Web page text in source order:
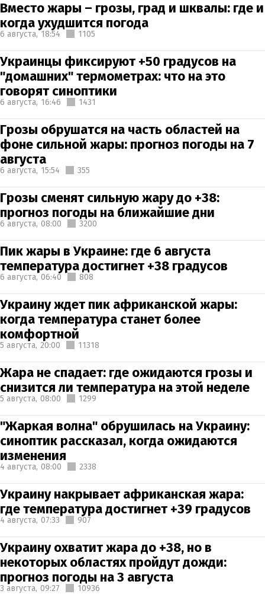
Вместо жары – грозы, град и шквалы: где и
когда ухудшится погода
6 августа, 18:54 1105
Украинцы фиксируют +50 градусов на
"домашних" термометрах: что на это
говорят синоптики
6 августа, 16:46 1431
Грозы обрушатся на часть областей на
фоне сильной жары: прогноз погоды на 7
августа
6 августа, 15:54 355
Грозы сменят сильную жару до +38:
прогноз погоды на ближайшие дни
6 августа, 08:00 3200
Пик жары в Украине: где 6 августа
температура достигнет +38 градусов
6 августа, 06:40 808
Украину ждет пик африканской жары:
когда температура станет более
комфортной
5 августа, 20:00 11318
Жара не спадает: где ожидаются грозы и
снизится ли температура на этой неделе
5 августа, 08:00 1299
"Жаркая волна" обрушилась на Украину:
синоптик рассказал, когда ожидаются
изменения
4 августа, 08:00 2338
Украину накрывает африканская жара:
где температура достигнет +39 градусов
4 августа, 07:33 907
Украину охватит жара до +38, но в
некоторых областях пройдут дожди:
прогноз погоды на 3 августа
3 августа, 09:27 10936